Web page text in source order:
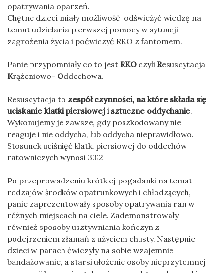
opatrywania oparzeń.
Chętne dzieci miały możliwość odświeżyć wiedzę na
temat udzielania pierwszej pomocy w sytuacji
zagrożenia życia i poćwiczyć RKO z fantomem.
Panie przypomniały co to jest RKO czyli Resuscytacja
Krążeniowo- Oddechowa.
Resuscytacja to zespół czynności, na które składa się
uciskanie klatki piersiowej i sztuczne oddychanie.
Wykonujemy je zawsze, gdy poszkodowany nie
reaguje i nie oddycha, lub oddycha nieprawidłowo.
Stosunek uciśnięć klatki piersiowej do oddechów
ratowniczych wynosi 30:2
Po przeprowadzeniu krótkiej pogadanki na temat
rodzajów środków opatrunkowych i chłodzących,
panie zaprezentowały sposoby opatrywania ran w
różnych miejscach na ciele. Zademonstrowały
również sposoby usztywniania kończyn z
podejrzeniem złamań z użyciem chusty. Następnie
dzieci w parach ćwiczyły na sobie wzajemnie
bandażowanie, a starsi ułożenie osoby nieprzytomnej